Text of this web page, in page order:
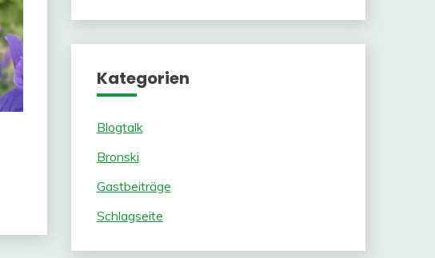
Kategorien
Blogtalk
Bronski
Gastbeiträge
Schlagseite